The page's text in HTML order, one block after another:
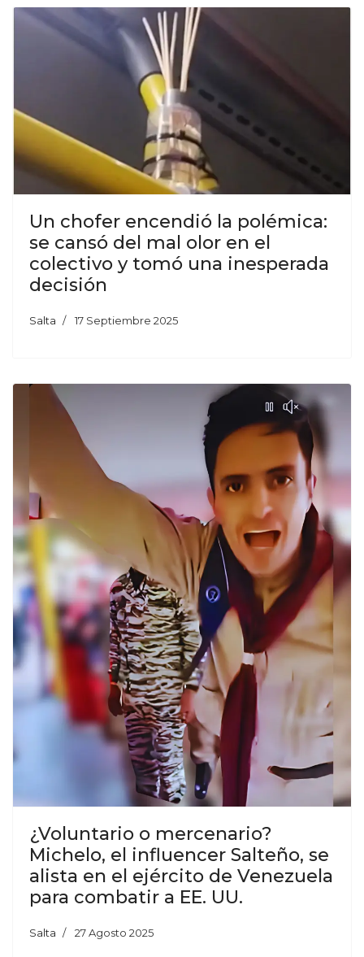
Un chofer encendió la polémica:
se cansó del mal olor en el
colectivo y tomó una inesperada
decisión
Salta 17 Septiembre 2025
¿Voluntario o mercenario?
Michelo, el influencer Salteño, se
alista en el ejército de Venezuela
para combatir a EE. UU.
Salta 27 Agosto 2025